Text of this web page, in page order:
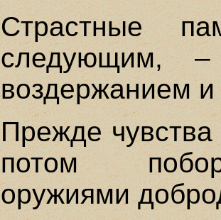
Страстные
следующим, –
воздержанием
Прежде
потом
оружиями